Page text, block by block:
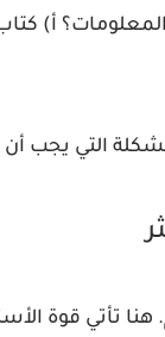
التي يجب أن
تأتي قوة